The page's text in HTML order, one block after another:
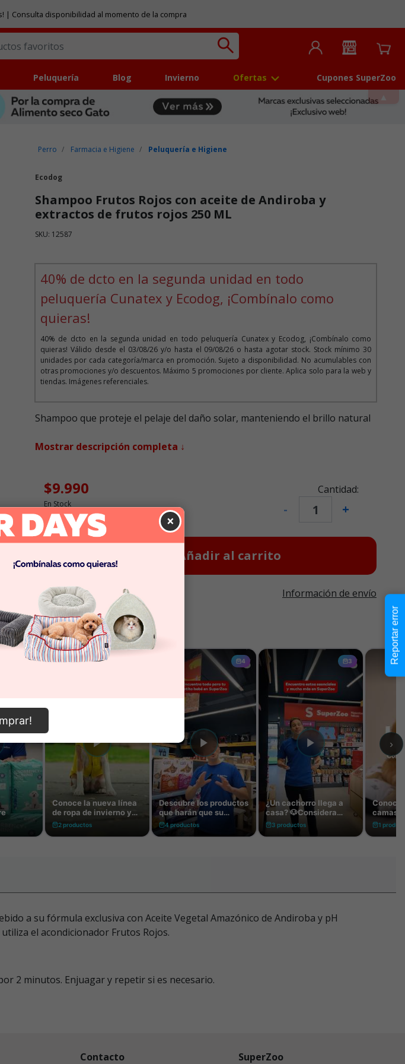
| Consulta disponibilidad al momento de la compra
Peluquería Blog Invierno Ofertas Cupones SuperZoo
Perro Farmacia e Higiene Peluquería e Higiene
Ecodog
Shampoo Frutos Rojos con aceite de Andiroba y
extractos de frutos rojos 250 ML
SKU: 12587
40% de dcto en la segunda unidad en todo
peluquería Cunatex y Ecodog, ¡Combínalo como
quieras!
40% de dcto en la segunda unidad en todo peluquería Cunatex y Ecodog, ¡Combínalo como
quieras! Válido desde el 03/08/26 y/o hasta el 09/08/26 o hasta agotar stock. Stock mínimo 30
unidades por cada categoría/marca en promoción. Sujeto a disponibilidad. No acumulables con
otras promociones y/o descuentos. Máximo 5 promociones por cliente. Aplica solo para la web y
tiendas. Imágenes referenciales.
Shampoo que proteje el pelaje del daño solar, manteniendo el brillo natural
Mostrar descripción completa ↓
Cantidad:
- +
$9.990
En Stock
Añadir al carrito
Información de envío
a su fórmula exclusiva con Aceite Vegetal Amazónico de Andiroba y pH
el acondicionador Frutos Rojos.
2 minutos. Enjuagar y repetir si es necesario.
×
Contacto SuperZoo
Reportar error